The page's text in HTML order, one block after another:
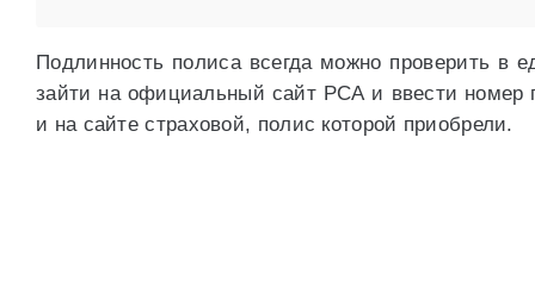
Подлинность полиса всегда можно проверить в
зайти на официальный сайт РСА и ввести номер
и на сайте страховой, полис которой приобрели.